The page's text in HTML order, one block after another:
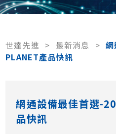
世達先進 > 最新消息 >
PLANET產品快訊
網通設備最佳首選-
品快訊